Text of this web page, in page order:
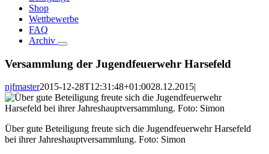
Shop
Wettbewerbe
FAQ
Archiv
Versammlung der Jugendfeuerwehr Harsefeld
njfmaster2015-12-28T12:31:48+01:0028.12.2015|
Über gute Beteiligung freute sich die Jugendfeuerwehr Harsefeld
bei ihrer Jahreshauptversammlung. Foto: Simon